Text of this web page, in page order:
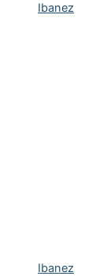
Ibanez
Ibanez